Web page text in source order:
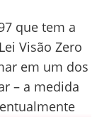
que tem a
Visão Zero
em um dos
– a medida